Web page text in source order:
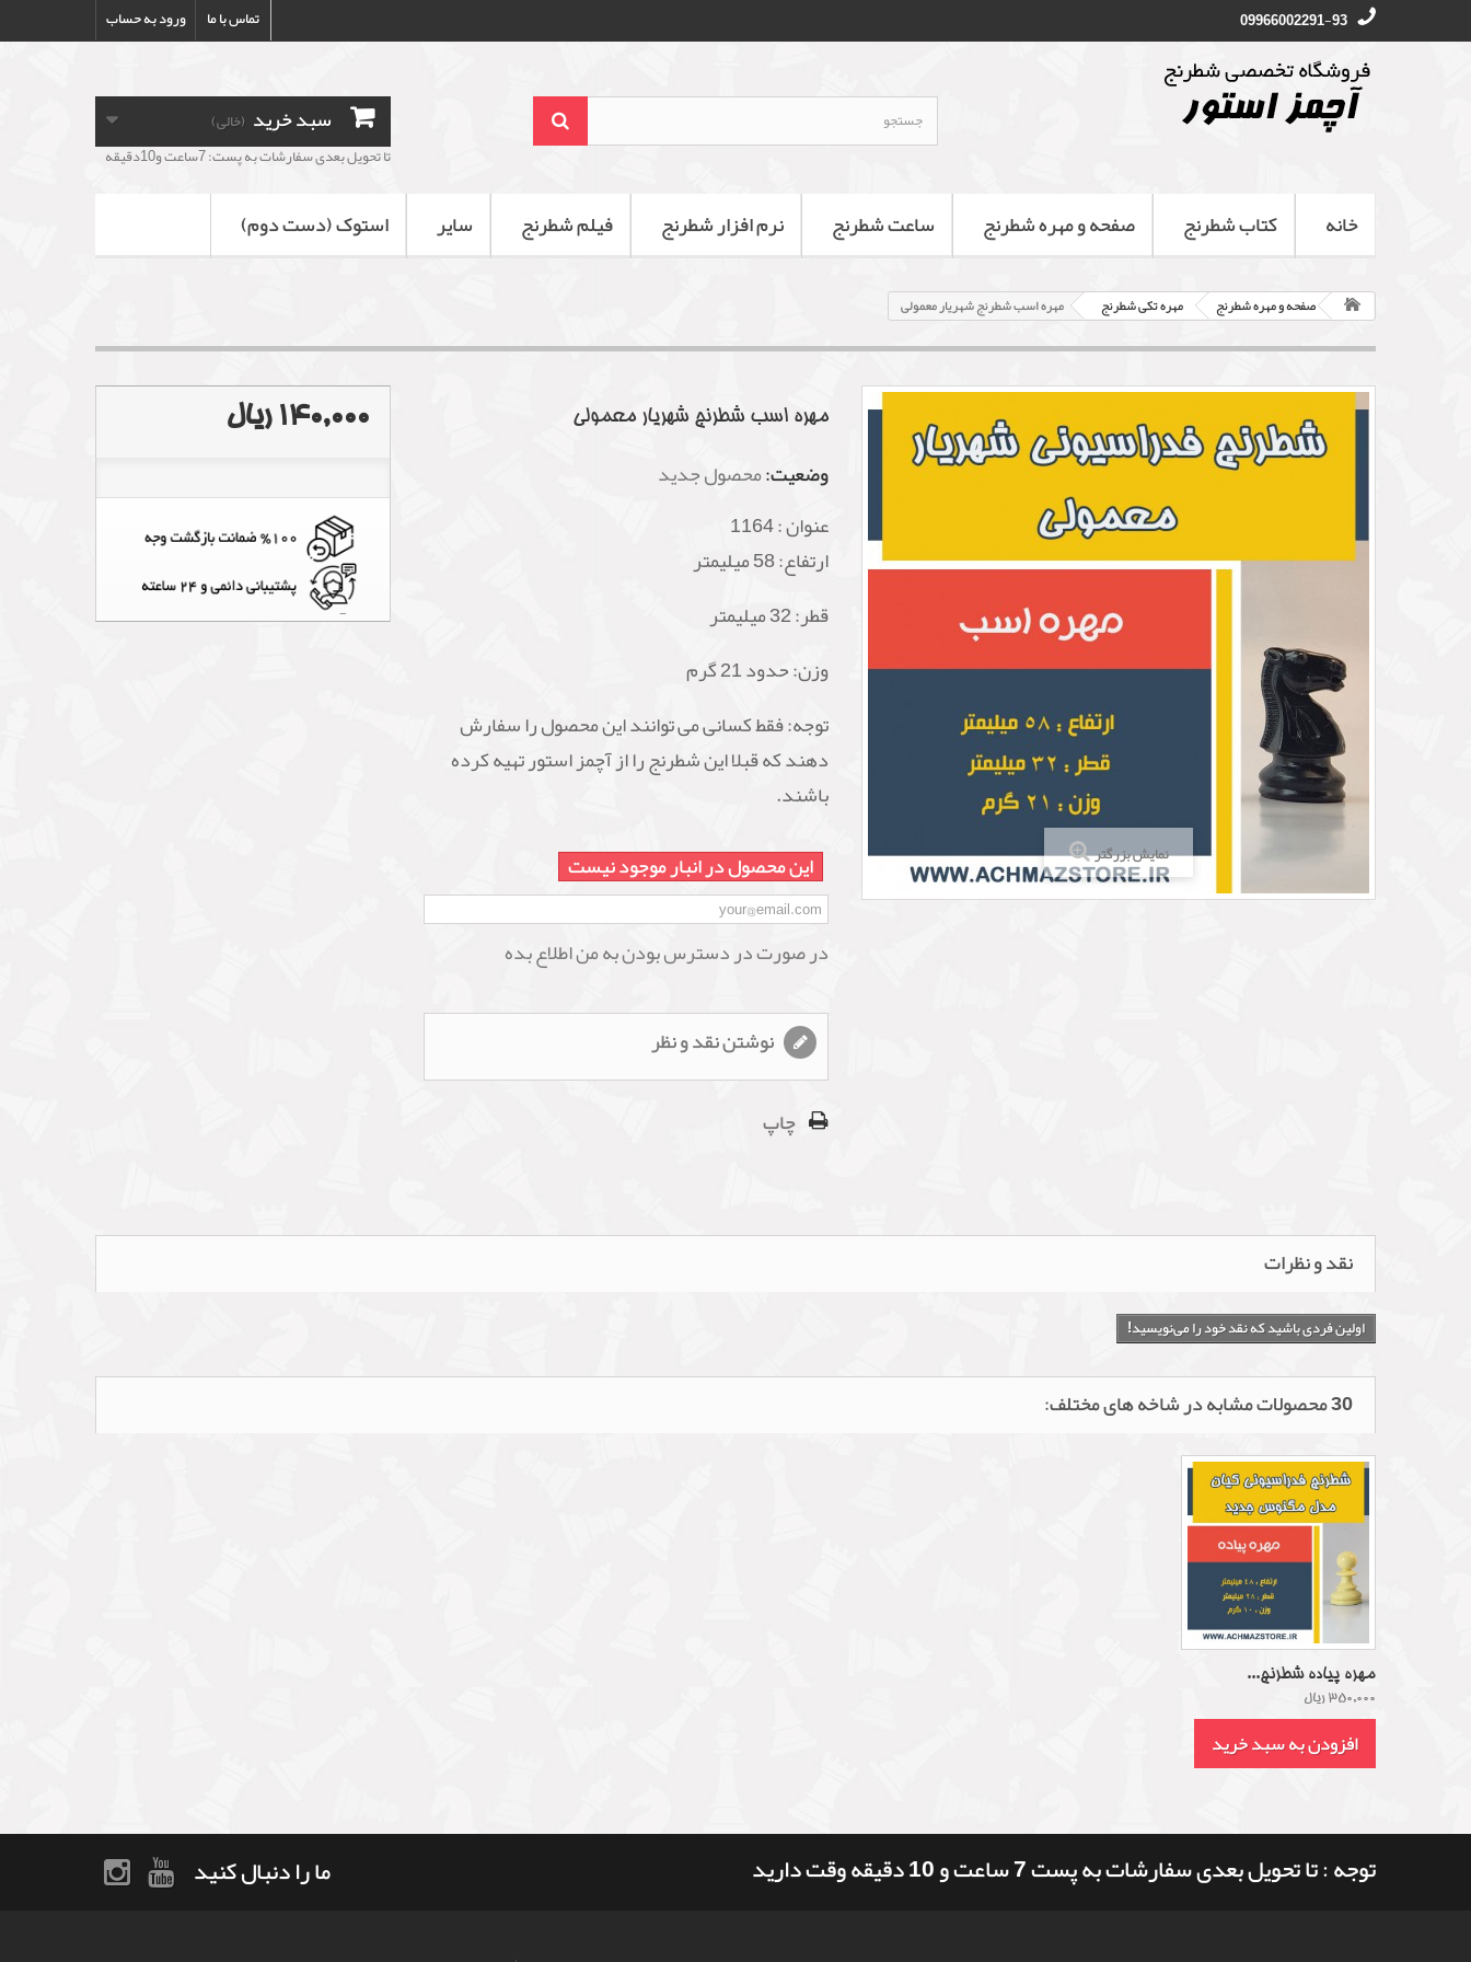
ورود به حساب تماس با ما 09966002291-93
سبد خرید (خالی)
تا تحویل بعدی سفارشات به پست: 7ساعت و10دقیقه
خانه کتاب شطرنج صفحه و مهره شطرنج ساعت شطرنج نرم افزار شطرنج فیلم شطرنج سایر استوک (دست دوم)
صفحه و مهره شطرنج مهره تکی شطرنج مهره اسب شطرنج شهریار معمولی
نمایش بزرگتر
مهره اسب شطرنج شهریار معمولی
وضعیت:محصول جدید
عنوان :1164
ارتفاع: 58 میلیمتر
قطر: 32 میلیمتر
وزن: حدود 21 گرم
توجه: فقط کسانی می توانند این محصول را سفارش
دهند که قبلا این شطرنج را از آچمز استور تهیه کرده
باشند.
این محصول در انبار موجود نیست
در صورت در دسترس بودن به من اطلاع بده
نوشتن نقد و نظر
چاپ
140,000 ریال
نقد و نظرات
اولین فردی باشید که نقد خود را می‌نویسید!
30 محصولات مشابه در شاخه های مختلف:
مهره پیاده شطرنج...
350,000 ریال
افزودن به سبد خرید
توجه : تا تحویل بعدی سفارشات به پست 7 ساعت و 10 دقیقه وقت دارید ما را دنبال کنید